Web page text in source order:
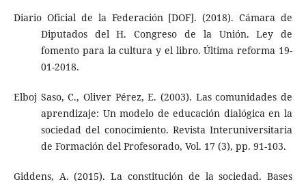
Diario Oficial de la Federación [DOF]. (2018). Cámara de
Diputados del H. Congreso de la Unión. Ley de
fomento para la cultura y el libro. Última reforma 19-
01-2018.
Elboj Saso, C., Oliver Pérez, E. (2003). Las comunidades de
aprendizaje: Un modelo de educación dialógica en la
sociedad del conocimiento. Revista Interuniversitaria
de Formación del Profesorado, Vol. 17 (3), pp. 91-103.
Giddens, A. (2015). La constitución de la sociedad. Bases